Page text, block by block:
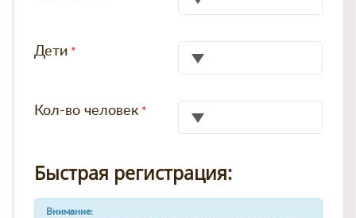
Дети
Кол-во человек
Быстрая регистрация:
Внимание: